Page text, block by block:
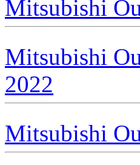
Mitsubishi
Mitsubishi
2022
Mitsubishi